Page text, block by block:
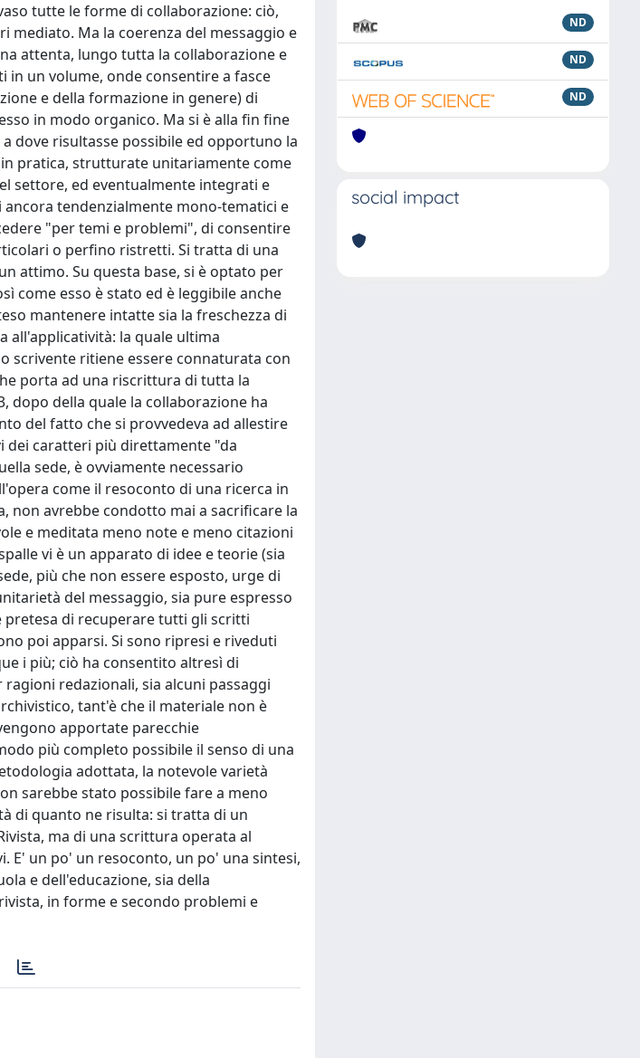
tutte le forme di collaborazione: ciò,
mediato. Ma la coerenza del messaggio e
attenta, lungo tutta la collaborazione e
in un volume, onde consentire a fasce
e della formazione in genere) di
in modo organico. Ma si è alla fin fine
dove risultasse possibile ed opportuno la
pratica, strutturate unitariamente come
settore, ed eventualmente integrati e
tendenzialmente mono-tematici e
"per temi e problemi", di consentire
o perfino ristretti. Si tratta di una
attimo. Su questa base, si è optato per
come esso è stato ed è leggibile anche
mantenere intatte sia la freschezza di
all'applicatività: la quale ultima
scrivente ritiene essere connaturata con
porta ad una riscrittura di tutta la
dopo della quale la collaborazione ha
del fatto che si provvedeva ad allestire
dei caratteri più direttamente "da
sede, è ovviamente necessario
come il resoconto di una ricerca in
non avrebbe condotto mai a sacrificare la
e meditata meno note e meno citazioni
vi è un apparato di idee e teorie (sia
più che non essere esposto, urge di
del messaggio, sia pure espresso
di recuperare tutti gli scritti
poi apparsi. Si sono ripresi e riveduti
i più; ciò ha consentito altresì di
redazionali, sia alcuni passaggi
tant'è che il materiale non è
apportate parecchie
più completo possibile il senso di una
adottata, la notevole varietà
sarebbe stato possibile fare a meno
di quanto ne risulta: si tratta di un
ma di una scrittura operata al
E' un po' un resoconto, un po' una sintesi,
e dell'educazione, sia della
in forme e secondo problemi e
ND
ND
ND
social impact